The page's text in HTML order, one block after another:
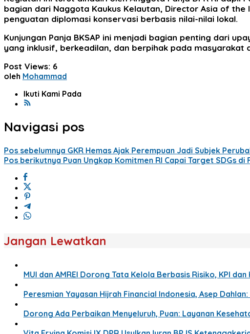
bagian dari Naggota Kaukus Kelautan, Director Asia of the
penguatan diplomasi konservasi berbasis nilai-nilai lokal.
Kunjungan Panja BKSAP ini menjadi bagian penting dari
yang inklusif, berkeadilan, dan berpihak pada masyarakat
Post Views: 6
oleh Mohammad
Ikuti Kami Pada
Navigasi pos
Pos sebelumnya GKR Hemas Ajak Perempuan Jadi Subjek
Pos berikutnya Puan Ungkap Komitmen RI Capai Target SDGs
Jangan Lewatkan
MUI dan AMREI Dorong Tata Kelola Berbasis Risiko, KPI
Peresmian Yayasan Hijrah Financial Indonesia, Asep
Dorong Ada Perbaikan Menyeluruh, Puan: Layanan